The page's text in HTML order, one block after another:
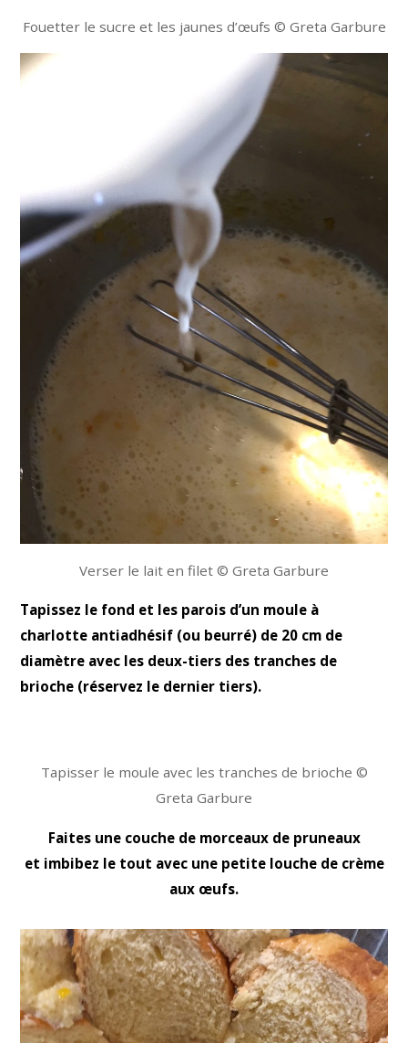
Fouetter le sucre et les jaunes d’œufs © Greta Garbure
Verser le lait en filet © Greta Garbure
Tapissez le fond et les parois d’un moule à
charlotte antiadhésif (ou beurré) de 20 cm de
diamètre avec les deux-tiers des tranches de
brioche (réservez le dernier tiers).
Tapisser le moule avec les tranches de brioche ©
Greta Garbure
Faites une couche de morceaux de pruneaux
et imbibez le tout avec une petite louche de crème
aux œufs.